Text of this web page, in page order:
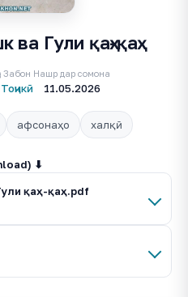
⬇
қаҳ-қаҳ.pdf
ва Гули қаҳ-қаҳ
Забон
Тоҷикӣ
Нашр дар сомона
11.05.2026
афсонаҳо халқӣ